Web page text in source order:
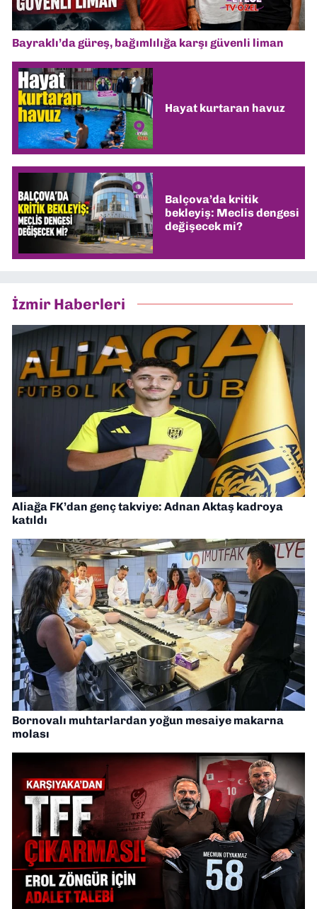
Bayraklı’da güreş, bağımlılığa karşı güvenli liman
Hayat kurtaran havuz
Balçova’da kritik
bekleyiş: Meclis dengesi
değişecek mi?
İzmir Haberleri
Aliağa FK’dan genç takviye: Adnan Aktaş kadroya
katıldı
Bornovalı muhtarlardan yoğun mesaiye makarna
molası